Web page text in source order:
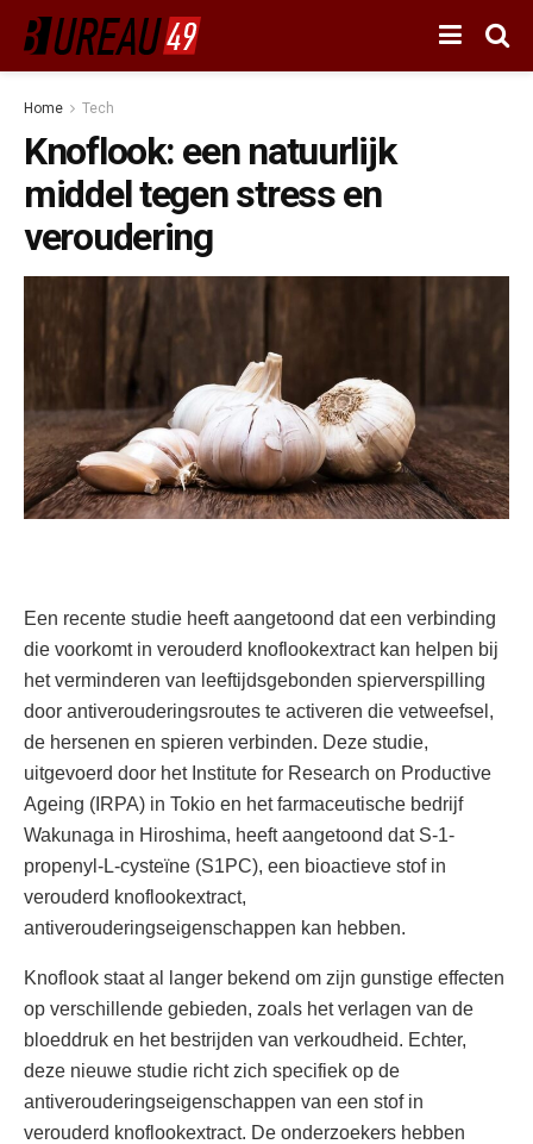
Home Tech
Knoflook: een natuurlijk
middel tegen stress en
veroudering
Een recente studie heeft aangetoond dat een verbinding
die voorkomt in verouderd knoflookextract kan helpen bij
het verminderen van leeftijdsgebonden spierverspilling
door antiverouderingsroutes te activeren die vetweefsel,
de hersenen en spieren verbinden. Deze studie,
uitgevoerd door het Institute for Research on Productive
Ageing (IRPA) in Tokio en het farmaceutische bedrijf
Wakunaga in Hiroshima, heeft aangetoond dat S-1-
propenyl-L-cysteïne (S1PC), een bioactieve stof in
verouderd knoflookextract,
antiverouderingseigenschappen kan hebben.
Knoflook staat al langer bekend om zijn gunstige effecten
op verschillende gebieden, zoals het verlagen van de
bloeddruk en het bestrijden van verkoudheid. Echter,
deze nieuwe studie richt zich specifiek op de
antiverouderingseigenschappen van een stof in
verouderd knoflookextract. De onderzoekers hebben